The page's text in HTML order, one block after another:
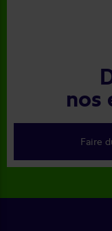
nos
Faire